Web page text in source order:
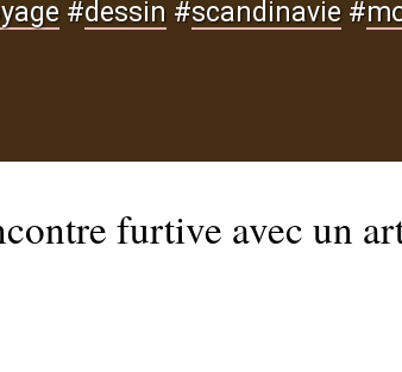
#dessin #scandinavie #
furtive avec un